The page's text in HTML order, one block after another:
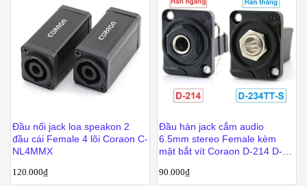
Đầu nối jack loa speakon 2
đầu cái Female 4 lõi Coraon C-
NL4MMX
120.000₫
Đầu hàn jack cắm audio
6.5mm stereo Female kèm
mặt bắt vít Coraon D-214 D-
90.000₫